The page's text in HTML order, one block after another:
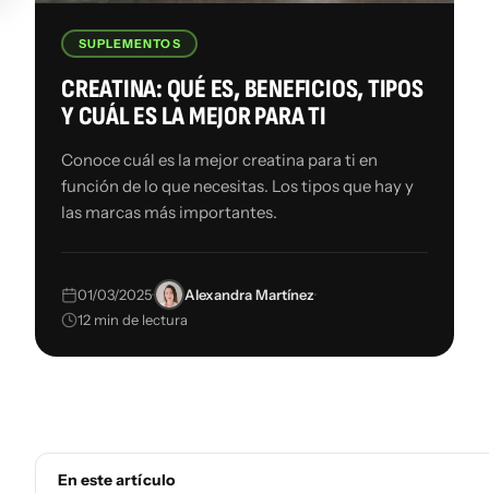
SUPLEMENTOS
CREATINA: QUÉ ES, BENEFICIOS, TIPOS
Y CUÁL ES LA MEJOR PARA TI
Conoce cuál es la mejor creatina para ti en
función de lo que necesitas. Los tipos que hay y
las marcas más importantes.
01/03/2025· Alexandra Martínez·
12 min de lectura
En este artículo